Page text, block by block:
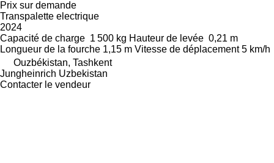
Prix sur demande
Transpalette electrique
2024
Capacité de charge 1 500 kg Hauteur de levée 0,21 m
Longueur de la fourche 1,15 m Vitesse de déplacement 5 km/h
Ouzbékistan, Tashkent
Jungheinrich Uzbekistan
Contacter le vendeur